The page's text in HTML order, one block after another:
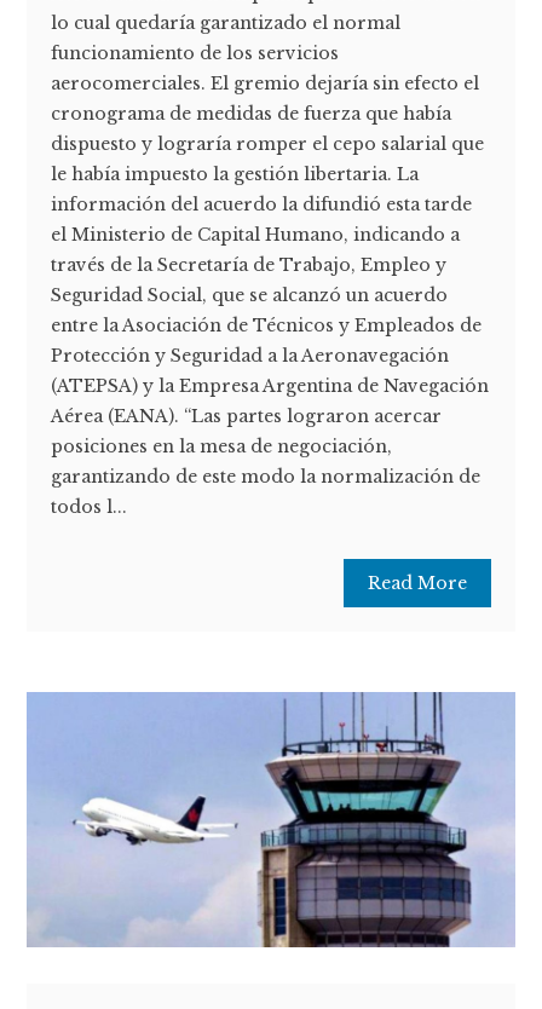
lo cual quedaría garantizado el normal
funcionamiento de los servicios
aerocomerciales. El gremio dejaría sin efecto el
cronograma de medidas de fuerza que había
dispuesto y lograría romper el cepo salarial que
le había impuesto la gestión libertaria. La
información del acuerdo la difundió esta tarde
el Ministerio de Capital Humano, indicando a
través de la Secretaría de Trabajo, Empleo y
Seguridad Social, que se alcanzó un acuerdo
entre la Asociación de Técnicos y Empleados de
Protección y Seguridad a la Aeronavegación
(ATEPSA) y la Empresa Argentina de Navegación
Aérea (EANA). “Las partes lograron acercar
posiciones en la mesa de negociación,
garantizando de este modo la normalización de
todos l...
Read More